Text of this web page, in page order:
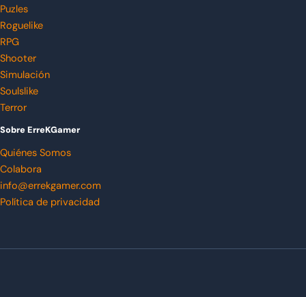
Puzles
Roguelike
RPG
Shooter
Simulación
Soulslike
Terror
Sobre ErreKGamer
Quiénes Somos
Colabora
info@errekgamer.com
Política de privacidad